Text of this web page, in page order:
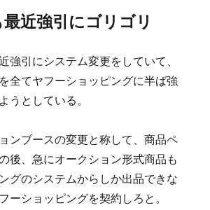
近強引にゴリゴリ
強引にシステム変更をしていて、
全てヤフーショッピングに半ば強
うとしている。
ンブースの変更と称して、商品ペ
後、急にオークション形式商品も
グのシステムからしか出品できな
ーショッピングを契約しろと。